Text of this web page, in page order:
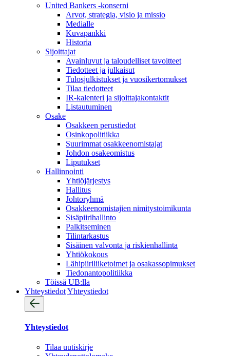
United Bankers -konserni
Arvot, strategia, visio ja missio
Medialle
Kuvapankki
Historia
Sijoittajat
Avainluvut ja taloudelliset tavoitteet
Tiedotteet ja julkaisut
Tulosjulkistukset ja vuosikertomukset
Tilaa tiedotteet
IR-kalenteri ja sijoittajakontaktit
Listautuminen
Osake
Osakkeen perustiedot
Osinkopolitiikka
Suurimmat osakkeenomistajat
Johdon osakeomistus
Liputukset
Hallinnointi
Yhtiöjärjestys
Hallitus
Johtoryhmä
Osakkeenomistajien nimitystoimikunta
Sisäpiirihallinto
Palkitseminen
Tilintarkastus
Sisäinen valvonta ja riskienhallinta
Yhtiökokous
Lähipiiriliiketoimet ja osakassopimukset
Tiedonantopolitiikka
Töissä UB:lla
YhteystiedotYhteystiedot
Yhteystiedot
Tilaa uutiskirje